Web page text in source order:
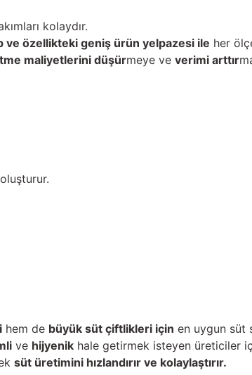
kolaydır.
ve özellikteki geniş ürün yelpazesi ile her
maliyetlerini düşürmeye ve verimi arttır
hem de büyük süt çiftlikleri için en uygun süt
ve hijyenik hale getirmek isteyen üreticiler
süt üretimini hızlandırır ve kolaylaştırır.